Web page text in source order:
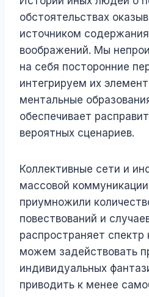
обстоятельствах
источником
воображений. Мы
на себя посторонние
интегрируем их
ментальные
обеспечивает
вероятных сценариев.
Коллективные сети и
массовой
приумножили
повествований и
распространяет
можем задействовать
индивидуальных
приводить к менее